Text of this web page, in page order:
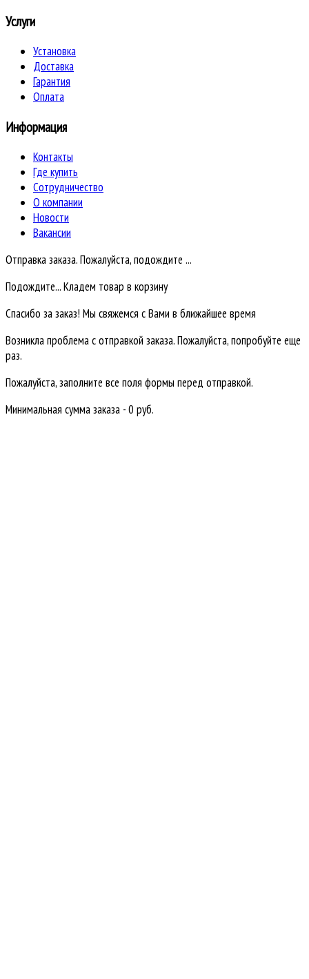
Услуги
Установка
Доставка
Гарантия
Оплата
Информация
Контакты
Где купить
Сотрудничество
О компании
Новости
Вакансии
Отправка заказа. Пожалуйста, подождите ...
Подождите... Кладем товар в корзину
Спасибо за заказ! Мы свяжемся с Вами в ближайшее время
Возникла проблема с отправкой заказа. Пожалуйста, попробуйте еще
раз.
Пожалуйста, заполните все поля формы перед отправкой.
Минимальная сумма заказа - 0 руб.